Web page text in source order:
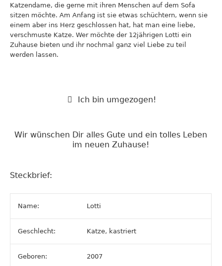
Katzendame, die gerne mit ihren Menschen auf dem Sofa
sitzen möchte. Am Anfang ist sie etwas schüchtern, wenn sie
einem aber ins Herz geschlossen hat, hat man eine liebe,
verschmuste Katze. Wer möchte der 12jährigen Lotti ein
Zuhause bieten und ihr nochmal ganz viel Liebe zu teil
werden lassen.
Ich bin umgezogen!
Wir wünschen Dir alles Gute und ein tolles Leben
im neuen Zuhause!
Steckbrief:
Name: Lotti
Geschlecht: Katze, kastriert
Geboren: 2007